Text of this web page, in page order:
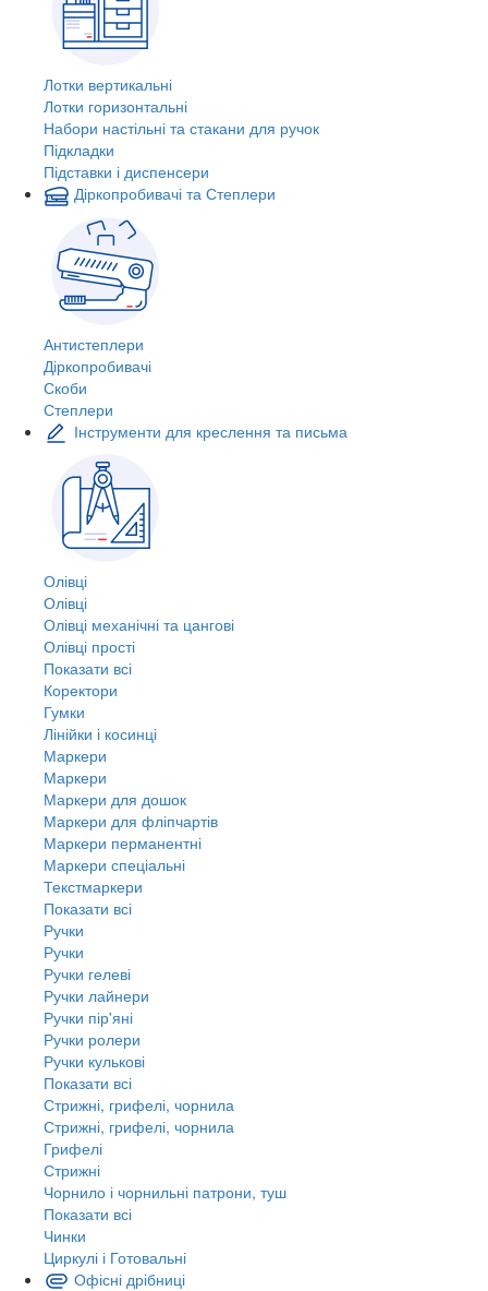
Лотки вертикальні
Лотки горизонтальні
Набори настільні та стакани для ручок
Підкладки
Підставки і диспенсери
Діркопробивачі та Степлери
Антистеплери
Діркопробивачі
Скоби
Степлери
Інструменти для креслення та письма
Олівці
Олівці
Олівці механічні та цангові
Олівці прості
Показати всі
Коректори
Гумки
Лінійки і косинці
Маркери
Маркери
Маркери для дошок
Маркери для фліпчартів
Маркери перманентні
Маркери спеціальні
Текстмаркери
Показати всі
Ручки
Ручки
Ручки гелеві
Ручки лайнери
Ручки пір'яні
Ручки ролери
Ручки кулькові
Показати всі
Стрижні, грифелі, чорнила
Стрижні, грифелі, чорнила
Грифелі
Стрижні
Чорнило і чорнильні патрони, туш
Показати всі
Чинки
Циркулі і Готовальні
Офісні дрібниці